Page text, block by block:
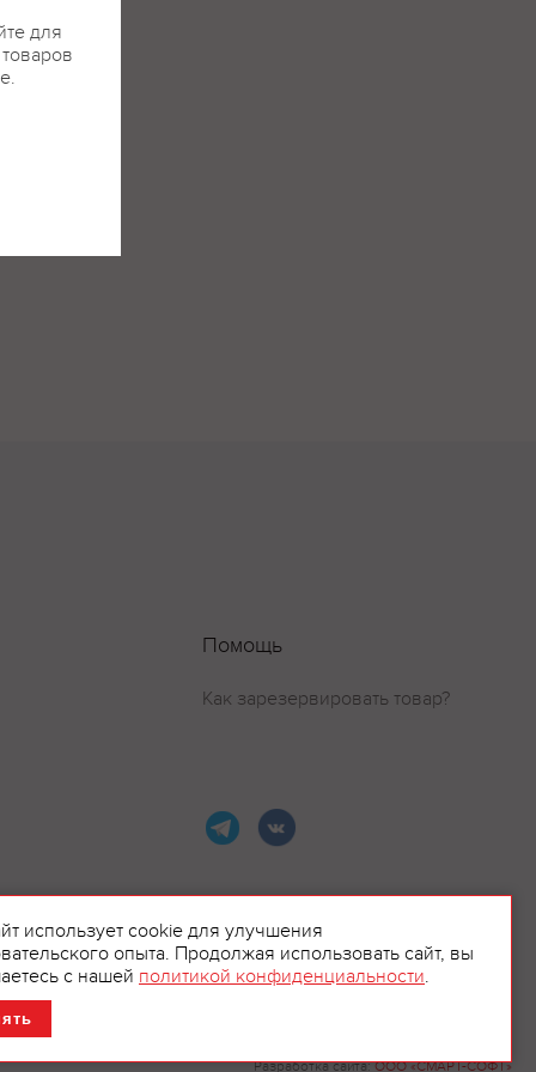
Разработка сайта:ООО «СМАРТ-СОФТ»
Помощь
Как зарезервировать товар?
использует cookie для улучшения
опыта. Продолжая использовать сайт, вы
с нашей политикой конфиденциальности.
для